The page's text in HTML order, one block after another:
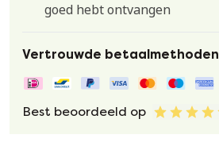
goed hebt ontvangen
Vertrouwde betaalmethoden
Best beoordeeld op